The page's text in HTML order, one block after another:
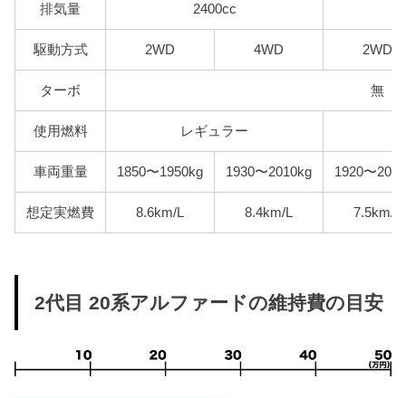
排気量 2400cc
駆動方式 2WD 4WD 2WD
ターボ 無
使用燃料 レギュラー
車両重量 1850〜1950kg 1930〜2010kg 1920〜
想定実燃費 8.6km/L 8.4km/L 7.5km/L
2代目 20系アルファードの維持費の目安